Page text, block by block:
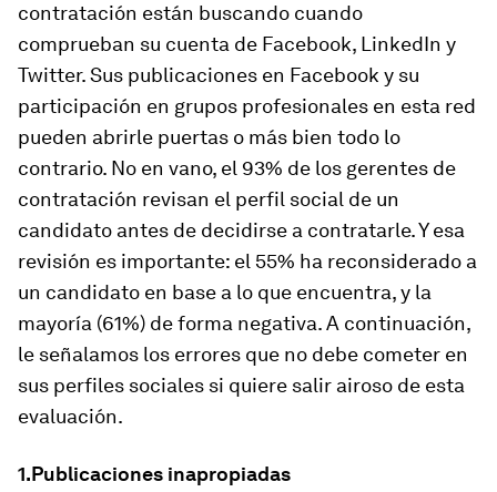
contratación están buscando cuando
comprueban su cuenta de Facebook, LinkedIn y
Twitter. Sus publicaciones en Facebook y su
participación en grupos profesionales en esta red
pueden abrirle puertas o más bien todo lo
contrario. No en vano, el 93% de los gerentes de
contratación revisan el perfil social de un
candidato antes de decidirse a contratarle. Y esa
revisión es importante: el 55% ha reconsiderado a
un candidato en base a lo que encuentra, y la
mayoría (61%) de forma negativa. A continuación,
le señalamos los errores que no debe cometer en
sus perfiles sociales si quiere salir airoso de esta
evaluación.
1.Publicaciones inapropiadas